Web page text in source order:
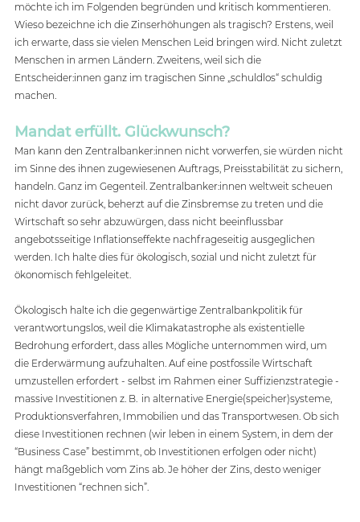
möchte ich im Folgenden begründen und kritisch kommentieren.
Wieso bezeichne ich die Zinserhöhungen als tragisch? Erstens, weil
ich erwarte, dass sie vielen Menschen Leid bringen wird. Nicht zuletzt
Menschen in armen Ländern. Zweitens, weil sich die
Entscheider:innen ganz im tragischen Sinne „schuldlos“ schuldig
machen.
Mandat erfüllt. Glückwunsch?
Man kann den Zentralbanker:innen nicht vorwerfen, sie würden nicht
im Sinne des ihnen zugewiesenen Auftrags, Preisstabilität zu sichern,
handeln. Ganz im Gegenteil. Zentralbanker:innen weltweit scheuen
nicht davor zurück, beherzt auf die Zinsbremse zu treten und die
Wirtschaft so sehr abzuwürgen, dass nicht beeinflussbar
angebotsseitige Inflationseffekte nachfrageseitig ausgeglichen
werden. Ich halte dies für ökologisch, sozial und nicht zuletzt für
ökonomisch fehlgeleitet.
Ökologisch halte ich die gegenwärtige Zentralbankpolitik für
verantwortungslos, weil die Klimakatastrophe als existentielle
Bedrohung erfordert, dass alles Mögliche unternommen wird, um
die Erderwärmung aufzuhalten. Auf eine postfossile Wirtschaft
umzustellen erfordert - selbst im Rahmen einer Suffizienzstrategie -
massive Investitionen z. B.  in alternative Energie(speicher)systeme,
Produktionsverfahren, Immobilien und das Transportwesen. Ob sich
diese Investitionen rechnen (wir leben in einem System, in dem der
“Business Case” bestimmt, ob Investitionen erfolgen oder nicht)
hängt maßgeblich vom Zins ab. Je höher der Zins, desto weniger
Investitionen “rechnen sich”.